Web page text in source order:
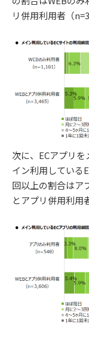
リ併用利用者（
次に、ECアプリ
イン利用している
回以上の割合はア
とアプリ併用利用